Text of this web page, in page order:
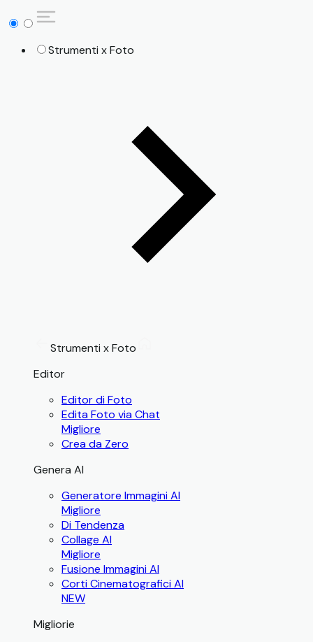
Strumenti x Foto
Strumenti x Foto
Editor
Editor di Foto
Edita Foto via Chat
Migliore
Crea da Zero
Genera AI
Generatore Immagini AI
Migliore
Di Tendenza
Collage AI
Migliore
Fusione Immagini AI
Corti Cinematografici AI
NEW
Migliorie